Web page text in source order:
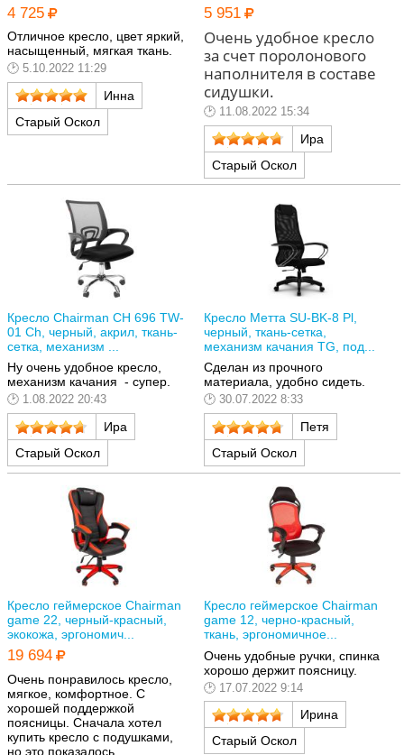
4 725
Отличное кресло, цвет яркий,
насыщенный, мягкая ткань.
5.10.2022 11:29
Инна
Старый Оскол
5 951
Очень удобное кресло
за счет поролонового
наполнителя в составе
сидушки.
11.08.2022 15:34
Ира
Старый Оскол
Кресло Chairman CH 696 TW-
01 Ch, черный, акрил, ткань-
сетка, механизм ...
Ну очень удобное кресло,
механизм качания - супер.
1.08.2022 20:43
Ира
Старый Оскол
Кресло Метта SU-BK-8 Pl,
черный, ткань-сетка,
механизм качания TG, под...
Сделан из прочного
материала, удобно сидеть.
30.07.2022 8:33
Петя
Старый Оскол
Кресло геймерское Chairman
game 22, черный-красный,
экокожа, эргономич...
19 694
Очень понравилось кресло,
мягкое, комфортное. С
хорошей поддержкой
поясницы. Сначала хотел
купить кресло с подушками,
но это показалось
Кресло геймерское Chairman
game 12, черно-красный,
ткань, эргономичное...
Очень удобные ручки, спинка
хорошо держит поясницу.
17.07.2022 9:14
Ирина
Старый Оскол